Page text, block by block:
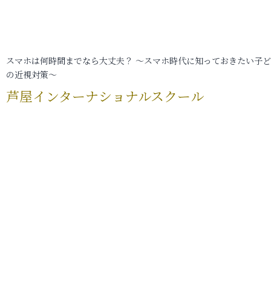
スマホは何時間までなら大丈夫？ ～スマホ時代に知っておきたい子
の近視対策～
芦屋インターナショナルスクール